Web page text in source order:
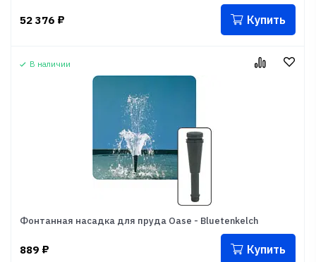
52 376 ₽ Купить
В наличии
Фонтанная насадка для пруда Oase - Bluetenkelch
889 ₽ Купить